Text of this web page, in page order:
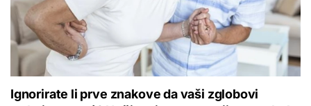
Ignorirate li prve znakove da vaši zglobovi